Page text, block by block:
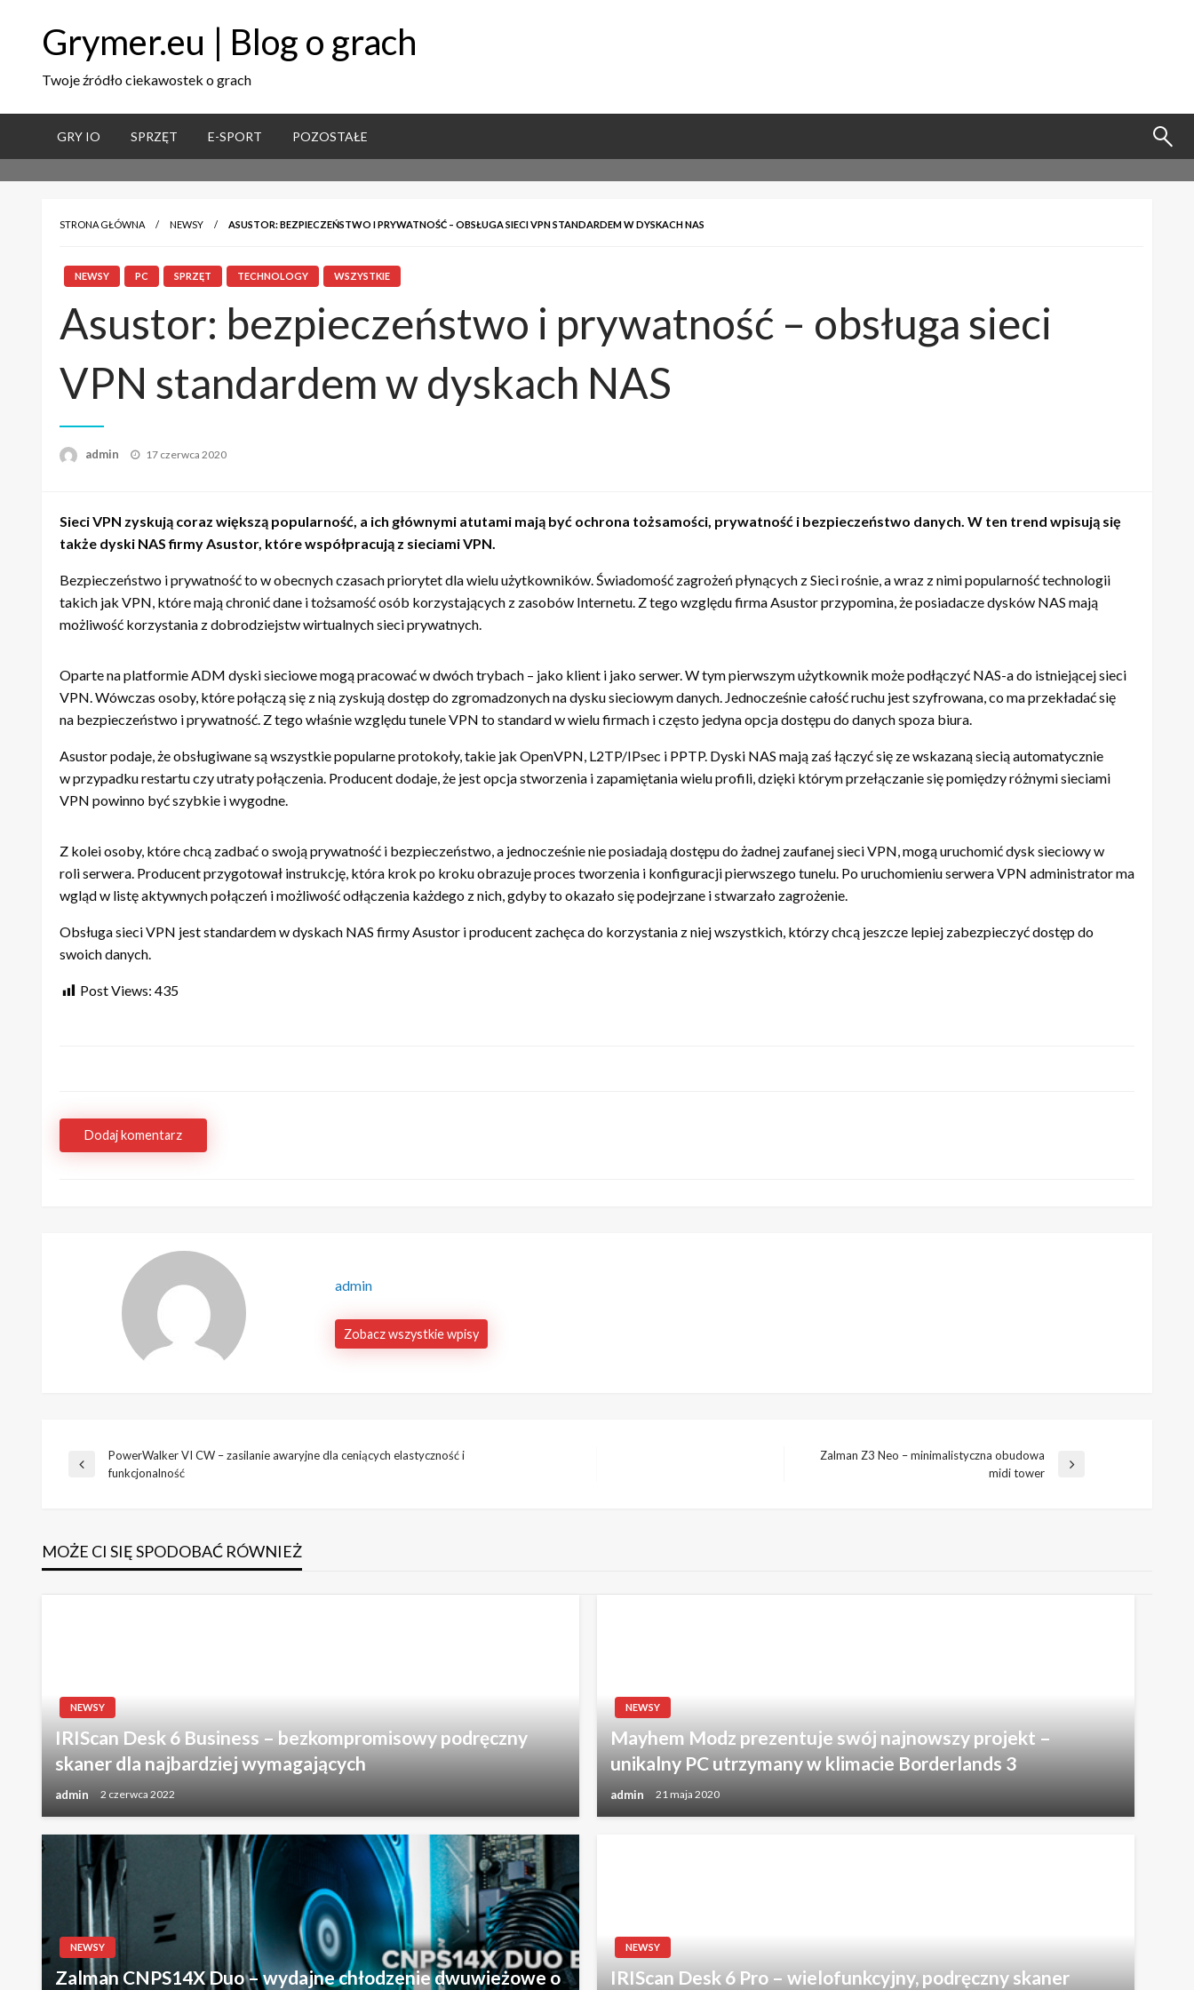
Grymer.eu | Blog o grach
Twoje źródło ciekawostek o grach
GRY IO SPRZĘT E-SPORT POZOSTAŁE
STRONA GŁÓWNA NEWSY ASUSTOR: BEZPIECZEŃSTWO I PRYWATNOŚĆ – OBSŁUGA SIECI VPN STANDARDEM W DYSKACH NAS
NEWSY PC SPRZĘT TECHNOLOGY WSZYSTKIE
Asustor: bezpieczeństwo i prywatność – obsługa sieci
VPN standardem w dyskach NAS
admin Napisano
17 czerwca 2020
Sieci VPN zyskują coraz większą popularność, a ich głównymi atutami mają być ochrona tożsamości, prywatność i bezpieczeństwo danych. W ten trend wpisują się
także dyski NAS firmy Asustor, które współpracują z sieciami VPN.
Bezpieczeństwo i prywatność to w obecnych czasach priorytet dla wielu użytkowników. Świadomość zagrożeń płynących z Sieci rośnie, a wraz z nimi popularność technologii
takich jak VPN, które mają chronić dane i tożsamość osób korzystających z zasobów Internetu. Z tego względu firma Asustor przypomina, że posiadacze dysków NAS mają
możliwość korzystania z dobrodziejstw wirtualnych sieci prywatnych.
Oparte na platformie ADM dyski sieciowe mogą pracować w dwóch trybach – jako klient i jako serwer. W tym pierwszym użytkownik może podłączyć NAS-a do istniejącej sieci
VPN. Wówczas osoby, które połączą się z nią zyskują dostęp do zgromadzonych na dysku sieciowym danych. Jednocześnie całość ruchu jest szyfrowana, co ma przekładać się
na bezpieczeństwo i prywatność. Z tego właśnie względu tunele VPN to standard w wielu firmach i często jedyna opcja dostępu do danych spoza biura.
Asustor podaje, że obsługiwane są wszystkie popularne protokoły, takie jak OpenVPN, L2TP/IPsec i PPTP. Dyski NAS mają zaś łączyć się ze wskazaną siecią automatycznie
w przypadku restartu czy utraty połączenia. Producent dodaje, że jest opcja stworzenia i zapamiętania wielu profili, dzięki którym przełączanie się pomiędzy różnymi sieciami
VPN powinno być szybkie i wygodne.
Z kolei osoby, które chcą zadbać o swoją prywatność i bezpieczeństwo, a jednocześnie nie posiadają dostępu do żadnej zaufanej sieci VPN, mogą uruchomić dysk sieciowy w
roli serwera. Producent przygotował instrukcję, która krok po kroku obrazuje proces tworzenia i konfiguracji pierwszego tunelu. Po uruchomieniu serwera VPN administrator ma
wgląd w listę aktywnych połączeń i możliwość odłączenia każdego z nich, gdyby to okazało się podejrzane i stwarzało zagrożenie.
Obsługa sieci VPN jest standardem w dyskach NAS firmy Asustor i producent zachęca do korzystania z niej wszystkich, którzy chcą jeszcze lepiej zabezpieczyć dostęp do
swoich danych.
Post Views: 435
Dodaj komentarz
admin
Zobacz wszystkie wpisy
Nawigacja
Poprzedni
PowerWalker VI CW – zasilanie awaryjne dla ceniących elastyczność i
funkcjonalność
Zalman Z3 Neo – minimalistyczna obudowa
midi tower
MOŻE CI SIĘ SPODOBAĆ RÓWNIEŻ
NEWSY
IRIScan Desk 6 Business – bezkompromisowy podręczny
skaner dla najbardziej wymagających
admin 2 czerwca 2022
NEWSY
Mayhem Modz prezentuje swój najnowszy projekt –
unikalny PC utrzymany w klimacie Borderlands 3
admin 21 maja 2020
NEWSY
Zalman CNPS14X Duo – wydajne chłodzenie dwuwieżowe o
NEWSY
IRIScan Desk 6 Pro – wielofunkcyjny, podręczny skaner